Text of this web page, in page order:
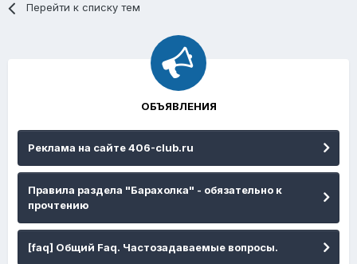
Перейти к списку тем
ОБЪЯВЛЕНИЯ
Реклама на сайте 406-club.ru
Правила раздела "Барахолка" - обязательно к
прочтению
[faq] Общий Faq. Частозадаваемые вопросы.